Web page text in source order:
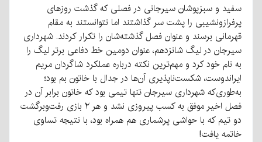
سفید و سبزپوشان سیرجانی در فصلی که گذشت روزهای
پرفرازونشیبی را پشت سر گذاشتند اما نتوانستند به مقام
قهرمانی برسند و عنوان فصل گذشته‌شان را تکرار کردند. شهرداری
سیرجان در لیگ شانزدهم، عنوان دومین خط دفاعی برتر لیگ را
به نام خود کرد و مهم‌ترین نکته درباره عملکرد شاگردان مریم
ایراندوست، شکست‌ناپذیری آن‌ها در جدال با خاتون بم بود؛
به‌طوری‌که شهرداری سیرجان تنها تیمی بود که خاتون برابر آن در
فصل اخیر موفق به کسب پیروزی نشد و هر ۲ بازی رفت‌وبرگشت
دو تیم که با حواشی پرشماری هم همراه بود، با نتیجه تساوی
خاتمه یافت!